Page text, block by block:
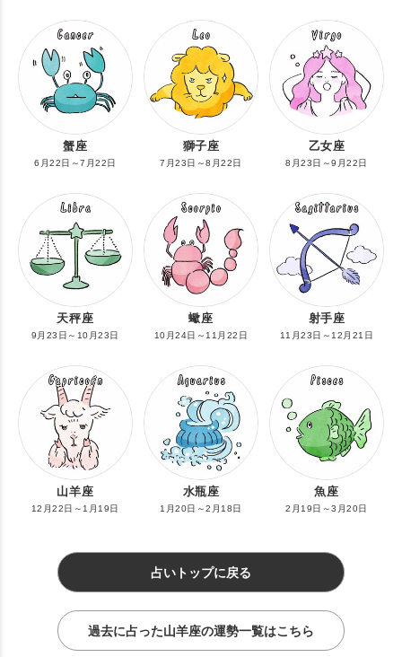
蟹座
6月22日～7月22日
獅子座
7月23日～8月22日
乙女座
8月23日～9月22日
天秤座
9月23日～10月23日
蠍座
10月24日～11月22日
射手座
11月23日～12月21日
山羊座
12月22日～1月19日
水瓶座
1月20日～2月18日
魚座
2月19日～3月20日
占いトップに戻る
過去に占った山羊座の運勢一覧はこちら